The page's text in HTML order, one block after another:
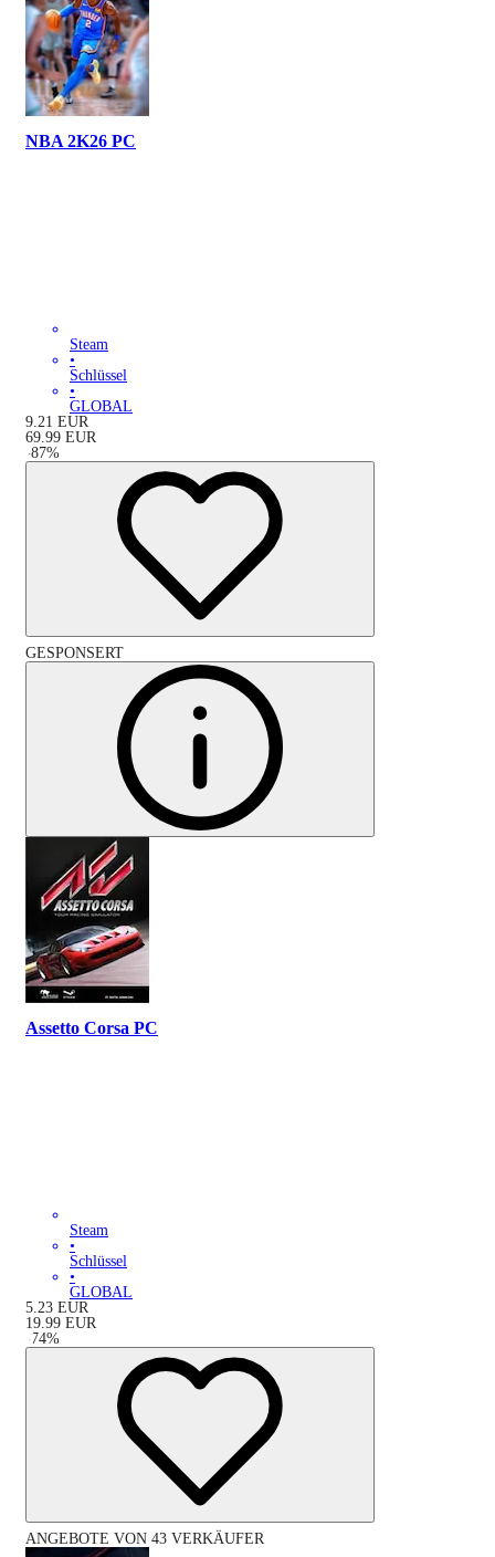
NBA 2K26 PC
Steam
•
Schlüssel
•
GLOBAL
9.21 EUR
69.99 EUR
-87%
GESPONSERT
Assetto Corsa PC
Steam
•
Schlüssel
•
GLOBAL
5.23 EUR
19.99 EUR
-74%
ANGEBOTE VON 43 VERKÄUFER